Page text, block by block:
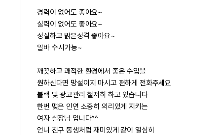
경력이 없어도 좋아요~
실력이 없어도 좋아요~
성실하고 밝은성격 좋아요~
알바 수시가능~
깨끗하고 쾌적한 환경에서 좋은 수입을
원하신다면 망설이지 마시고 편하게 전화주세요
블랙 및 광고관리 철저히 하고 있습니다
한번 맺은 인연 소중히 의리있게 지키는
여자 실장님 입니다^^
언니 친구 동생처럼 재미있게 같이 열심히